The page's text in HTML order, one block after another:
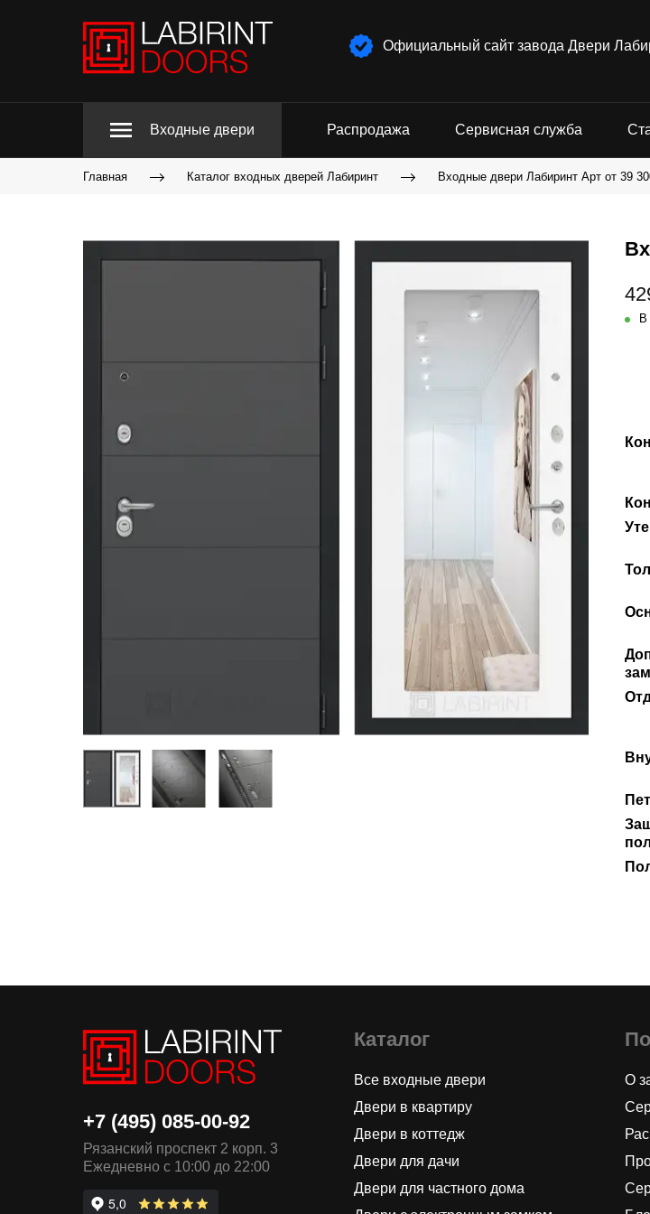
Официальный сайт завода Двери
Входные двери Распродажа Сервисная служба
Главная Каталог входных дверей Лабиринт Входные двери Лабиринт Арт от 39
В
+7 (495) 085-00-92
Рязанский проспект 2 корп. 3
Ежедневно с 10:00 до 22:00
Каталог
Все входные двери
Двери в квартиру
Двери в коттедж
Двери для дачи
Двери для частного дома
О